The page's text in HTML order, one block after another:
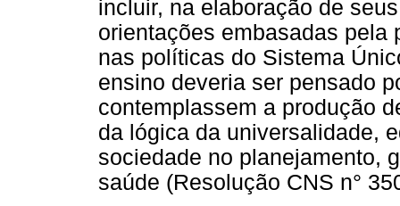
incluir, na elaboração de
orientações embasadas pela
nas políticas do Sistema
ensino deveria ser pensado
contemplassem a produção
da lógica da universalidade,
sociedade no planejamento,
saúde (Resolução CNS n°